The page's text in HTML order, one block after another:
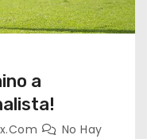
a
No Hay